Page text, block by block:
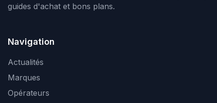
guides d'achat et bons plans.
Navigation
Actualités
Marques
Opérateurs